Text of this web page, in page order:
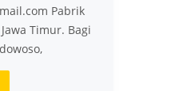
Pabrik
Timur. Bagi